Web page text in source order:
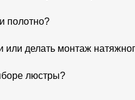
полотно?
или делать монтаж
люстры?